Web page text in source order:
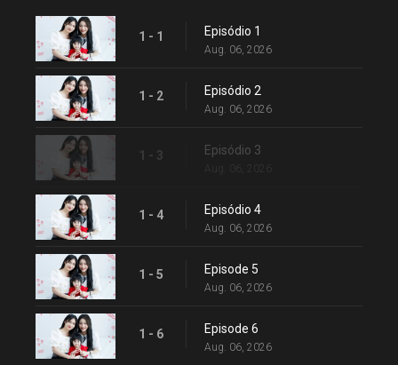
1 - 1 Episódio 1
Aug. 06, 2026
1 - 2 Episódio 2
Aug. 06, 2026
1 - 3 Episódio 3
1 - 4 Episódio 4
Aug. 06, 2026
1 - 5 Episode 5
Aug. 06, 2026
1 - 6 Episode 6
Aug. 06, 2026